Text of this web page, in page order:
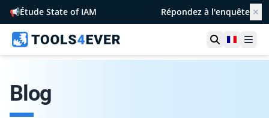
📢Étude State of IAM Répondez à l'enquête ✕
Ouvrir la
France
Blog